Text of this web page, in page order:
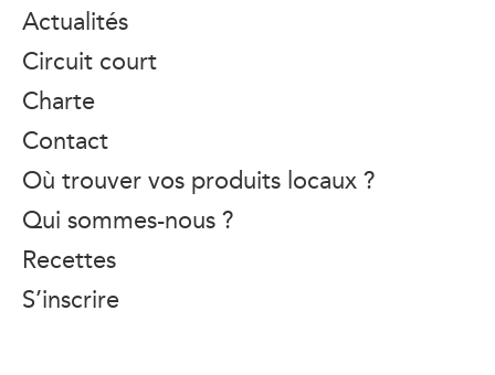
Actualités
Circuit court
Charte
Contact
Où trouver vos produits locaux ?
Qui sommes-nous ?
Recettes
S’inscrire